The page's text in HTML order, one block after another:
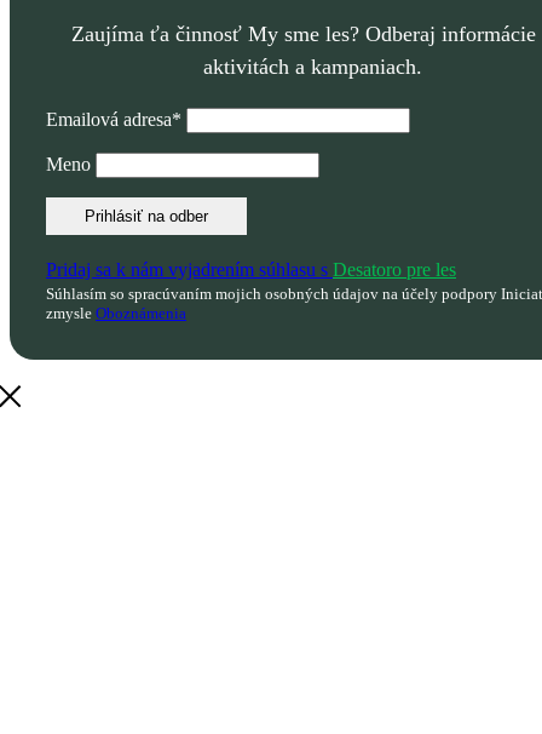
Zaujíma ťa činnosť My sme les? Odberaj informácie
aktivitách a kampaniach.
Emailová adresa*
Meno
Pridaj sa k nám vyjadrením súhlasu s Desatoro pre les
Súhlasím so spracúvaním mojich osobných údajov na účely podpory
zmysle Oboznámenia